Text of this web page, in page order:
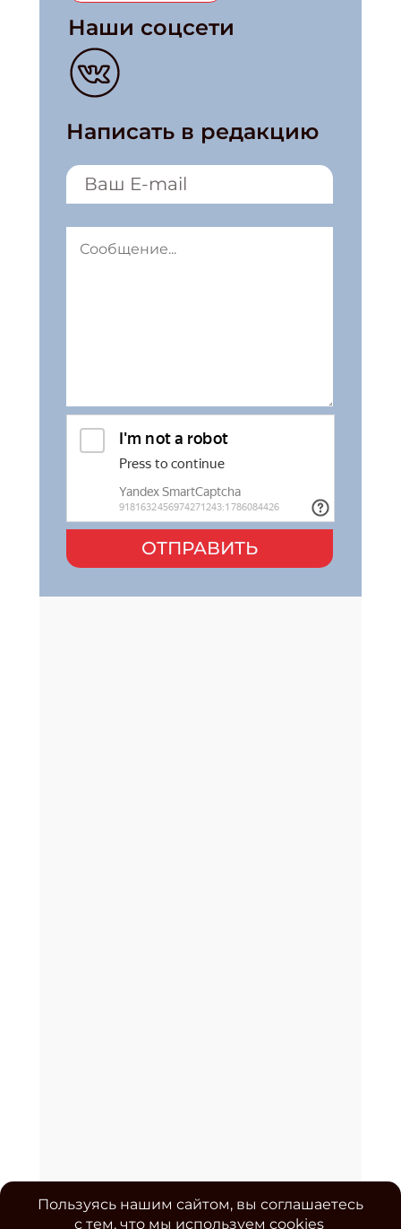
Наши соцсети
Написать в редакцию
ОТПРАВИТЬ
Пользуясь нашим сайтом, вы соглашаетесь
с тем, что мы используем cookies